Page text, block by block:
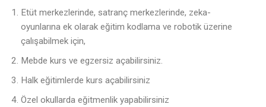
Etüt merkezlerinde, satranç merkezlerinde, zeka-
oyunlarına ek olarak eğitim kodlama ve robotik üzerine
çalışabilmek için,
Mebde kurs ve egzersiz açabilirsiniz.
Halk eğitimlerde kurs açabilirsiniz
Özel okullarda eğitmenlik yapabilirsiniz